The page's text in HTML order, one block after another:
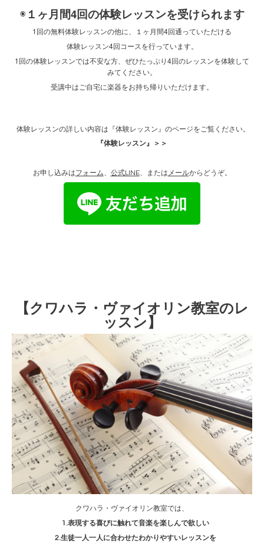
◉ １ヶ月間4回の体験レッスンを受けられます
1回の無料体験レッスンの他に、１ヶ月間4回通っていただける
体験レッスン4回コースを行っています。
1回の体験レッスンでは不安な方、ぜひたっぷり4回のレッスンを体験して
みてください。
受講中はご自宅に楽器をお持ち帰りいただけます。
体験レッスンの詳しい内容は『体験レッスン』のページをご覧ください。
『体験レッスン』＞＞
お申し込みはフォーム、 公式LINE、または メールからどうぞ。
【クワハラ・ヴァイオリン教室のレ
ッスン】
クワハラ・ヴァイオリン教室では、
1.表現する喜びに触れて音楽を楽しんで欲しい
2.生徒一人一人に合わせたわかりやすいレッスンを